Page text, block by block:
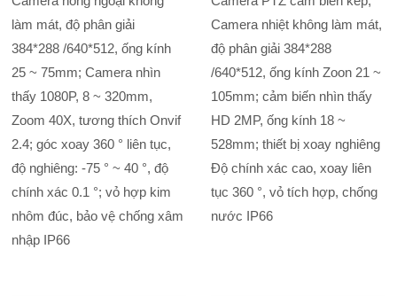
làm mát, độ phân giải
384*288 /640*512, ống kính
25 ~ 75mm; Camera nhìn
thấy 1080P, 8 ~ 320mm,
Zoom 40X, tương thích Onvif
2.4; góc xoay 360 ° liên tục,
độ nghiêng: -75 ° ~ 40 °, độ
chính xác 0.1 °; vỏ hợp kim
nhôm đúc, bảo vệ chống xâm
nhập IP66
Camera nhiệt không làm mát,
độ phân giải 384*288
/640*512, ống kính Zoon 21 ~
105mm; cảm biến nhìn thấy
HD 2MP, ống kính 18 ~
528mm; thiết bị xoay nghiêng
Độ chính xác cao, xoay liên
tục 360 °, vỏ tích hợp, chống
nước IP66